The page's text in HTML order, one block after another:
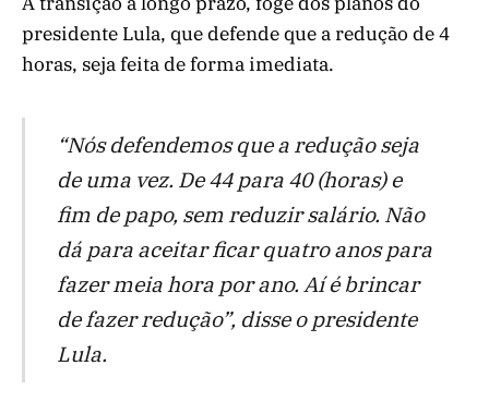
presidente Lula, que defende que a redução de 4
horas, seja feita de forma imediata.
“Nós defendemos que a redução seja
de uma vez. De 44 para 40 (horas) e
fim de papo, sem reduzir salário. Não
dá para aceitar ficar quatro anos para
fazer meia hora por ano. Aí é brincar
de fazer redução”, disse o presidente
Lula.